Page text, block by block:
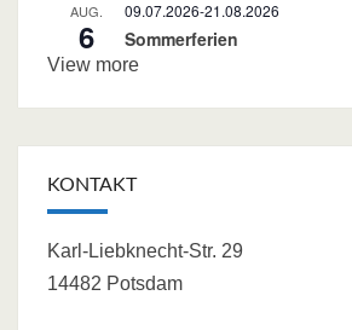
AUG.
6
09.07.2026-21.08.2026
Sommerferien
View more
KONTAKT
Karl-Liebknecht-Str. 29
14482 Potsdam